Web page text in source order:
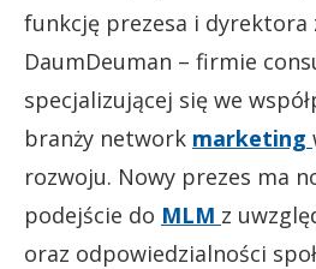
funkcję prezesa i dyrektora
DaumDeuman – firmie
specjalizującej się we
branży network marketing
rozwoju. Nowy prezes ma
podejście do MLM z
oraz odpowiedzialności